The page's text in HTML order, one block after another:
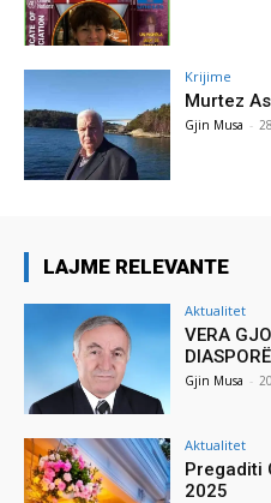
Krijime
Murtez
Gjin Musa -
LAJME RELEVANTE
Aktualitet
VERA
Gjin Musa -
Aktualitet
Pregaditi
2025